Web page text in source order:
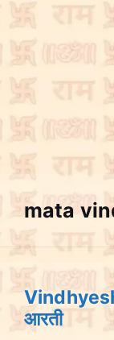
mata
आरती